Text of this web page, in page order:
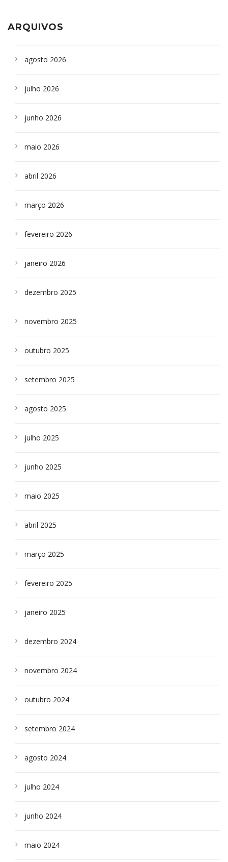
ARQUIVOS
agosto 2026
julho 2026
junho 2026
maio 2026
abril 2026
março 2026
fevereiro 2026
janeiro 2026
dezembro 2025
novembro 2025
outubro 2025
setembro 2025
agosto 2025
julho 2025
junho 2025
maio 2025
abril 2025
março 2025
fevereiro 2025
janeiro 2025
dezembro 2024
novembro 2024
outubro 2024
setembro 2024
agosto 2024
julho 2024
junho 2024
maio 2024